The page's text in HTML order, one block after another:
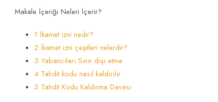
Makale İçeriği Neleri İçerir?
1 İkamet izni nedir?
2 İkamet izni çeşitleri nelerdir?
3 Yabancıları Sınır dışı etme
4 Tahdit kodu nasıl kaldırılır
5 Tahdit Kodu Kaldırma Davası